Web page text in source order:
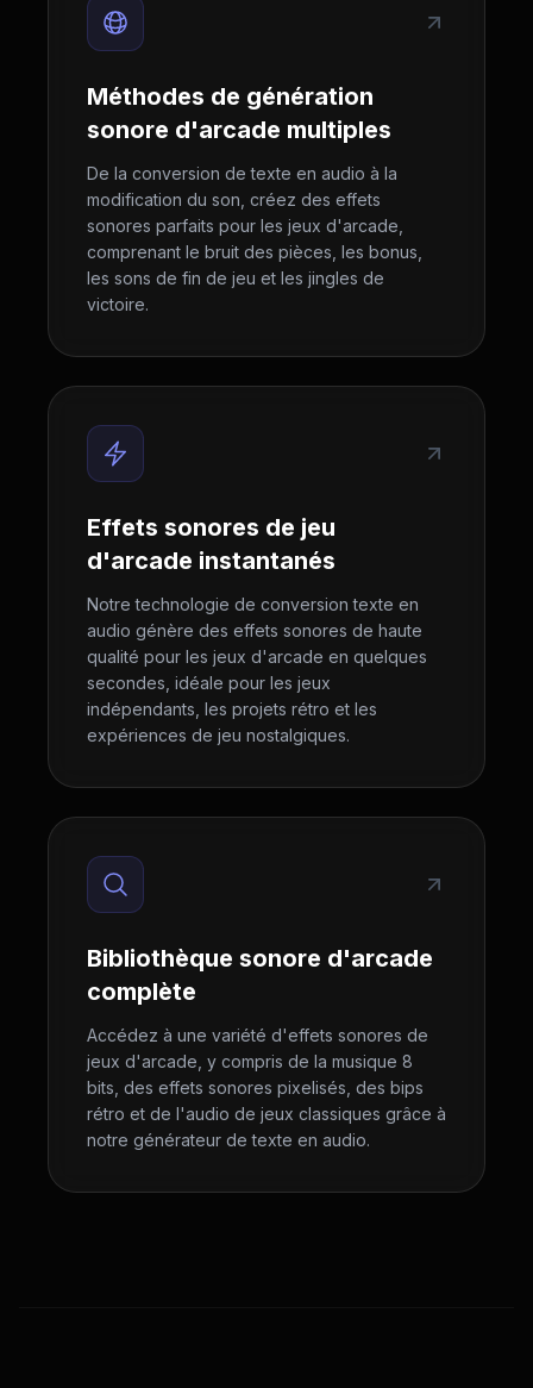
Méthodes de génération
sonore d'arcade multiples
De la conversion de texte en audio à la
modification du son, créez des effets
sonores parfaits pour les jeux d'arcade,
comprenant le bruit des pièces, les bonus,
les sons de fin de jeu et les jingles de
victoire.
Effets sonores de jeu
d'arcade instantanés
Notre technologie de conversion texte en
audio génère des effets sonores de haute
qualité pour les jeux d'arcade en quelques
secondes, idéale pour les jeux
indépendants, les projets rétro et les
expériences de jeu nostalgiques.
Bibliothèque sonore d'arcade
complète
Accédez à une variété d'effets sonores de
jeux d'arcade, y compris de la musique 8
bits, des effets sonores pixelisés, des bips
rétro et de l'audio de jeux classiques grâce à
notre générateur de texte en audio.